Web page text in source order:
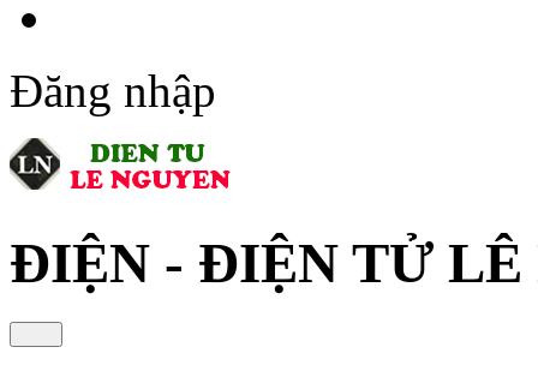
Đăng nhập
ĐIỆN - ĐIỆN TỬ LÊ